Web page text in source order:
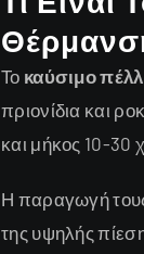
Το καύσιμο
πριονίδια και
και μήκος 10-30
Η παραγωγή
της υψηλής